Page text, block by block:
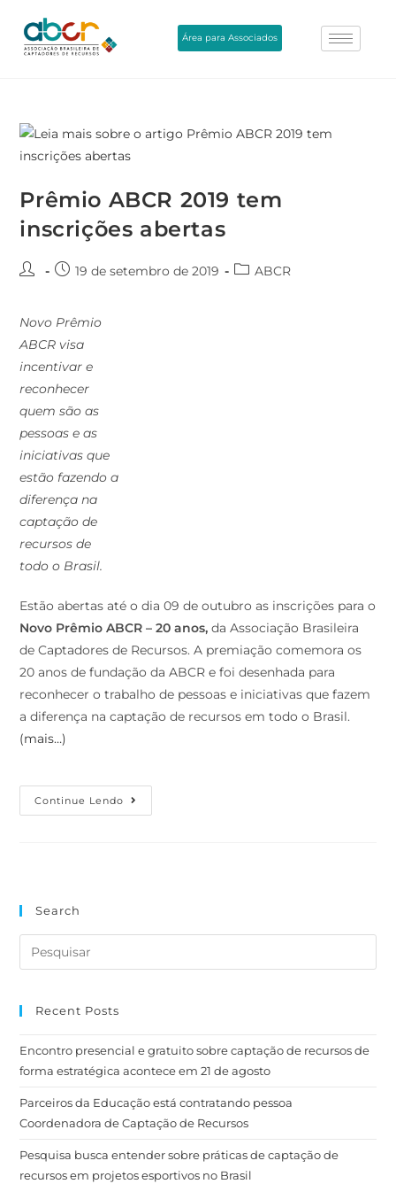
Área para Associados
Prêmio ABCR 2019 tem
inscrições abertas
19 de setembro de 2019 ABCR
Novo Prêmio
ABCR visa
incentivar e
reconhecer
quem são as
pessoas e as
iniciativas que
estão fazendo a
diferença na
captação de
recursos de
todo o Brasil.
Estão abertas até o dia 09 de outubro as inscrições para o
Novo Prêmio ABCR – 20 anos, da Associação Brasileira
de Captadores de Recursos. A premiação comemora os
20 anos de fundação da ABCR e foi desenhada para
reconhecer o trabalho de pessoas e iniciativas que fazem
a diferença na captação de recursos em todo o Brasil.
(mais…)
Continue Lendo
Search
Recent Posts
Encontro presencial e gratuito sobre captação de recursos de
forma estratégica acontece em 21 de agosto
Parceiros da Educação está contratando pessoa
Coordenadora de Captação de Recursos
Pesquisa busca entender sobre práticas de captação de
recursos em projetos esportivos no Brasil